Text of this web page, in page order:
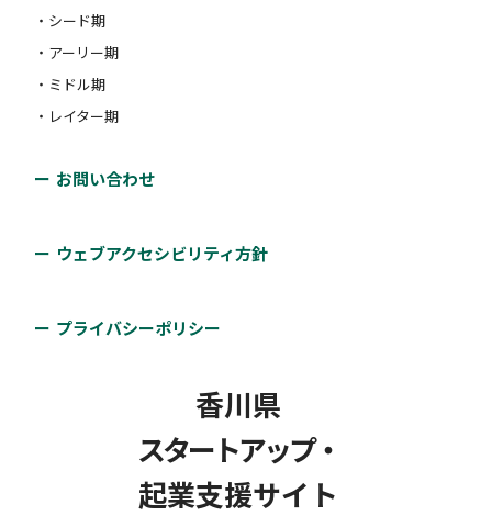
・シード期
・アーリー期
・ミドル期
・レイター期
お問い合わせ
ウェブアクセシビリティ方針
プライバシーポリシー
香川県
スタートアップ・
起業支援サイト